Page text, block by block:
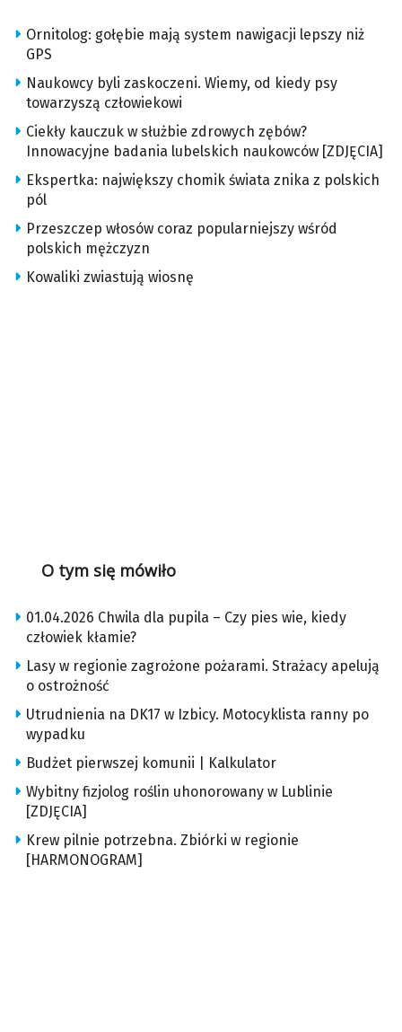
Ornitolog: gołębie mają system nawigacji lepszy niż
GPS
Naukowcy byli zaskoczeni. Wiemy, od kiedy psy
towarzyszą człowiekowi
Ciekły kauczuk w służbie zdrowych zębów?
Innowacyjne badania lubelskich naukowców [ZDJĘCIA]
Ekspertka: największy chomik świata znika z polskich
pól
Przeszczep włosów coraz popularniejszy wśród
polskich mężczyzn
Kowaliki zwiastują wiosnę
O tym się mówiło
01.04.2026 Chwila dla pupila – Czy pies wie, kiedy
człowiek kłamie?
Lasy w regionie zagrożone pożarami. Strażacy apelują
o ostrożność
Utrudnienia na DK17 w Izbicy. Motocyklista ranny po
wypadku
Budżet pierwszej komunii | Kalkulator
Wybitny fizjolog roślin uhonorowany w Lublinie
[ZDJĘCIA]
Krew pilnie potrzebna. Zbiórki w regionie
[HARMONOGRAM]